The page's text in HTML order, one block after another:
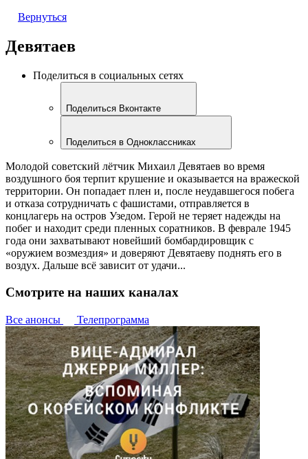
Вернуться
Девятаев
Поделиться в социальных сетях
Поделиться Вконтакте
Поделиться в Одноклассниках
Молодой советский лётчик Михаил Девятаев во время
воздушного боя терпит крушение и оказывается на вражеской
территории. Он попадает плен и, после неудавшегося побега
и отказа сотрудничать с фашистами, отправляется в
концлагерь на остров Узедом. Герой не теряет надежды на
побег и находит среди пленных соратников. В феврале 1945
года они захватывают новейший бомбардировщик с
«оружием возмездия» и доверяют Девятаеву поднять его в
воздух. Дальше всё зависит от удачи...
Смотрите на наших каналах
Все анонсы Телепрограмма